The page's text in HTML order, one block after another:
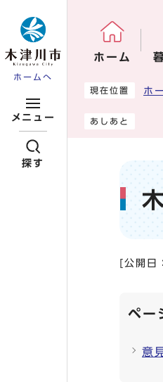
ホームへ
メニュー
探す
ホーム
ここから本文で
現在位置 ホ
あしあと
[公開日
ペー
意